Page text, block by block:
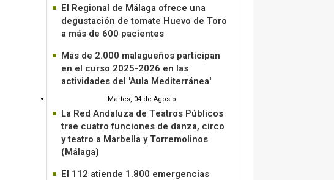
El Regional de Málaga ofrece una
degustación de tomate Huevo de Toro
a más de 600 pacientes
Más de 2.000 malagueños participan
en el curso 2025-2026 en las
actividades del 'Aula Mediterránea'
Martes, 04 de Agosto
La Red Andaluza de Teatros Públicos
trae cuatro funciones de danza, circo
y teatro a Marbella y Torremolinos
(Málaga)
El 112 atiende 1.800 emergencias